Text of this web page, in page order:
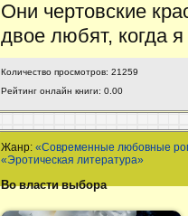
Они чертовские
двое любят, когда
Количество просмотров: 21259
Рейтинг онлайн книги: 0.00
Жанр:«Современные любовные
«Эротическая литература»
Во власти выбора